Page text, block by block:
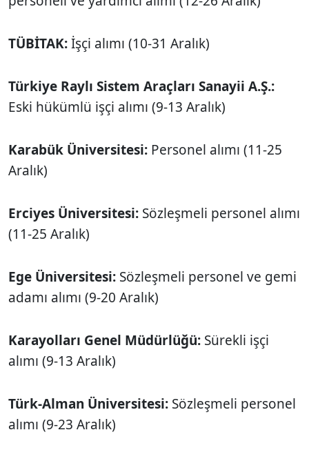
TÜBİTAK:İşçi alımı (10-31 Aralık)
Türkiye Raylı Sistem Araçları Sanayii A.Ş.:
Eski hükümlü işçi alımı (9-13 Aralık)
Karabük Üniversitesi: Personel alımı (11-25
Aralık)
Erciyes Üniversitesi: Sözleşmeli personel alımı
(11-25 Aralık)
Ege Üniversitesi: Sözleşmeli personel ve gemi
adamı alımı (9-20 Aralık)
Karayolları Genel Müdürlüğü: Sürekli işçi
alımı (9-13 Aralık)
Türk-Alman Üniversitesi: Sözleşmeli personel
alımı (9-23 Aralık)